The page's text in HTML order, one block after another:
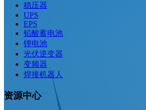
稳压器
UPS
EPS
铅酸蓄电池
锂电池
光伏逆变器
变频器
焊接机器人
资源中心